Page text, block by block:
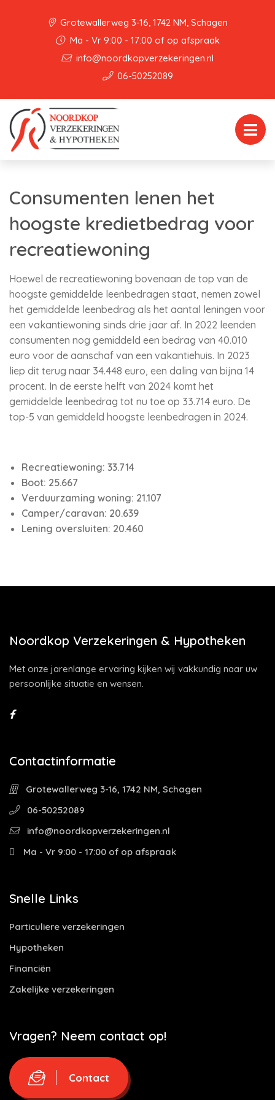
Grotewallerweg 3-16, 1742 NM, Schagen
Ma - Vr 9:00 - 17:00 of op afspraak
info@noordkopverzekeringen.nl
06-50252089
Consumenten lenen het
hoogste kredietbedrag voor
recreatiewoning
Hoewel de recreatiewoning bovenaan de top van de
hoogste gemiddelde leenbedragen staat, nemen zowel
het gemiddelde leenbedrag als het aantal leningen voor
een vakantiewoning sinds drie jaar af. In 2022 leenden
consumenten nog gemiddeld een bedrag van 40.010
euro voor de aanschaf van een vakantiehuis. In 2023
liep dit terug naar 34.448 euro, een daling van bijna 14
procent. In de eerste helft van 2024 komt het
gemiddelde leenbedrag tot nu toe op 33.714 euro. De
top-5 van gemiddeld hoogste leenbedragen in 2024.
Recreatiewoning: 33.714
Boot: 25.667
Verduurzaming woning: 21.107
Camper/caravan: 20.639
Lening oversluiten: 20.460
Noordkop Verzekeringen & Hypotheken
Met onze jarenlange ervaring kijken wij vakkundig naar uw
persoonlijke situatie en wensen.
Contactinformatie
Grotewallerweg 3-16, 1742 NM, Schagen
06-50252089
info@noordkopverzekeringen.nl
Ma - Vr 9:00 - 17:00 of op afspraak
Snelle Links
Particuliere verzekeringen
Hypotheken
Financiën
Zakelijke verzekeringen
Vragen? Neem contact op!
Contact